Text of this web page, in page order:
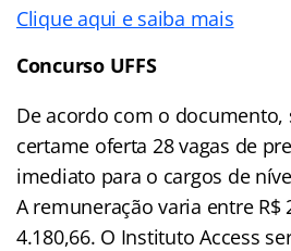
Clique aqui e saiba mais
Concurso UFFS
De acordo com o documento,
certame oferta 28 vagas de
imediato para o cargos de
A remuneração varia entre R$
4.180,66. O Instituto Access